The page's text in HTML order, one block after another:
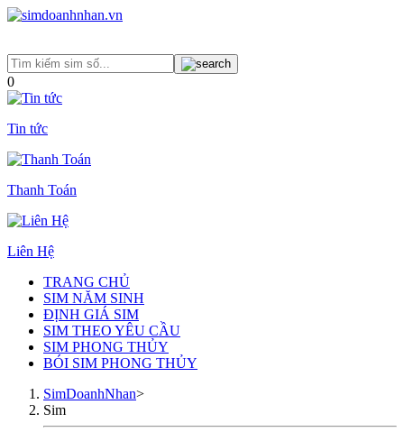
0
Tin tức
Thanh Toán
Liên Hệ
TRANG CHỦ
SIM NĂM SINH
ĐỊNH GIÁ SIM
SIM THEO YÊU CẦU
SIM PHONG THỦY
BÓI SIM PHONG THỦY
SimDoanhNhan>
Sim